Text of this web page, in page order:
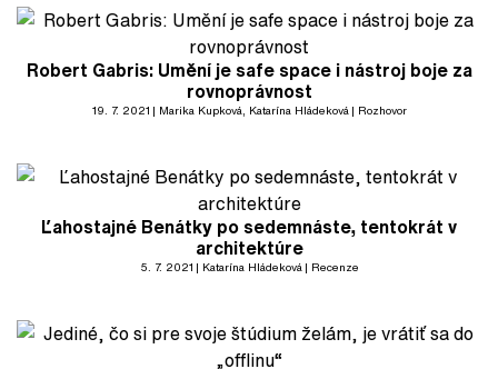
Robert Gabris: Umění je safe space i nástroj boje za
rovnoprávnost
19. 7. 2021 Marika Kupková, Katarína Hládeková Rozhovor
Ľahostajné Benátky po sedemnáste, tentokrát v
architektúre
5. 7. 2021 Katarína Hládeková Recenze